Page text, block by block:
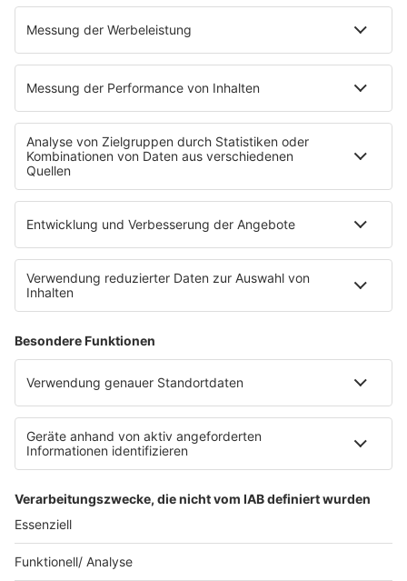
Konzertkalender
Festivals
Wacken Open Air
SHOP
RADIO BOB!
Impressum
Kontakt
myBOB App
BOB-Plakate & Aufkleber bestellen
Datenschutz
Datenschutzeinstellungen
Teilnahmebedingungen
RADIO BOB! auf radioplayer.de
Partner
Wacken Radio by RADIO BOB!
WERBUNG SCHALTEN